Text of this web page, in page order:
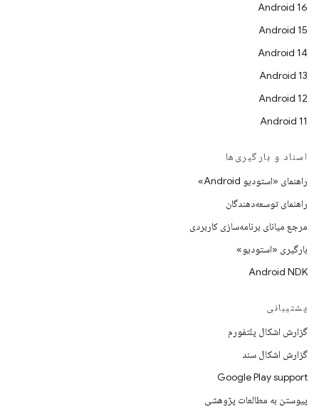
Android 16
Android 15
Android 14
Android 13
Android 12
Android 11
اسناد و بارگیری‌ها
راهنمای «استودیو Android»
راهنمای توسعه‌دهندگان
مرجع میانای برنامه‌سازی کاربردی
بارگیری «استودیو»
Android NDK
پشتیبانی
گزارش اشکال پلتفورم
گزارش اشکال سند
Google Play support
پیوستن به مطالعات پژوهشی